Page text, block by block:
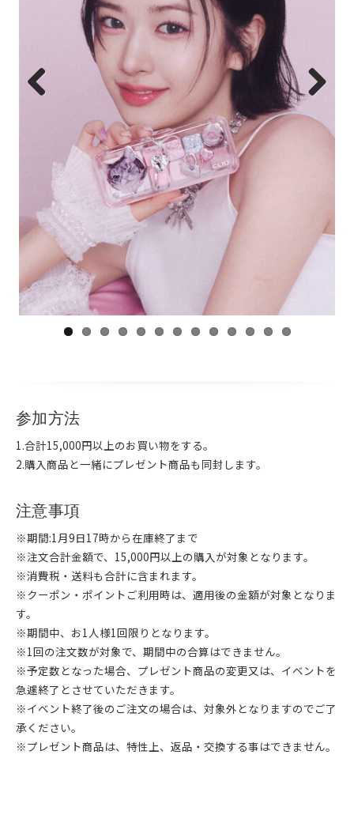
参加方法
1.合計15,000円以上のお買い物をする。
2.購入商品と一緒にプレゼント商品も同封します。
注意事項
※期間:1月9日17時から在庫終了まで
※注文合計金額で、15,000円以上の購入が対象となります。
※消費税・送料も合計に含まれます。
※クーポン・ポイントご利用時は、適用後の金額が対象となりま
す。
※期間中、お1人様1回限りとなります。
※1回の注文数が対象で、期間中の合算はできません。
※予定数となった場合、プレゼント商品の変更又は、イベントを
急遽終了とさせていただきます。
※イベント終了後のご注文の場合は、対象外となりますのでご了
承ください。
※プレゼント商品は、特性上、返品・交換する事はできません。